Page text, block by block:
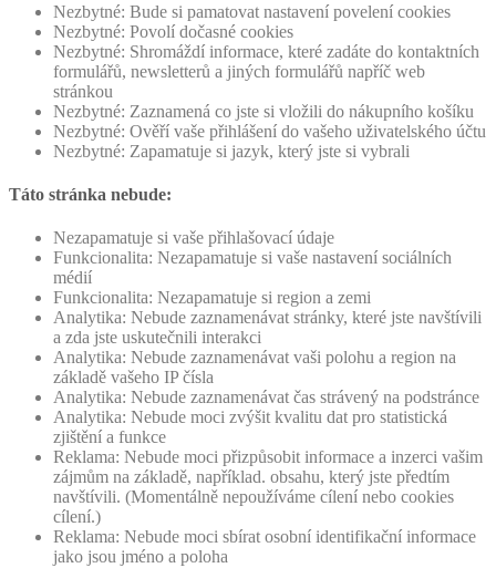
Nezbytné: Bude si pamatovat nastavení povelení cookies
Nezbytné: Povolí dočasné cookies
Nezbytné: Shromáždí informace, které zadáte do kontaktních
formulářů, newsletterů a jiných formulářů napříč web
stránkou
Nezbytné: Zaznamená co jste si vložili do nákupního košíku
Nezbytné: Ověří vaše přihlášení do vašeho uživatelského účtu
Nezbytné: Zapamatuje si jazyk, který jste si vybrali
Táto stránka nebude:
Nezapamatuje si vaše přihlašovací údaje
Funkcionalita: Nezapamatuje si vaše nastavení sociálních
médií
Funkcionalita: Nezapamatuje si region a zemi
Analytika: Nebude zaznamenávat stránky, které jste navštívili
a zda jste uskutečnili interakci
Analytika: Nebude zaznamenávat vaši polohu a region na
základě vašeho IP čísla
Analytika: Nebude zaznamenávat čas strávený na podstránce
Analytika: Nebude moci zvýšit kvalitu dat pro statistická
zjištění a funkce
Reklama: Nebude moci přizpůsobit informace a inzerci vašim
zájmům na základě, například. obsahu, který jste předtím
navštívili. (Momentálně nepoužíváme cílení nebo cookies
cílení.)
Reklama: Nebude moci sbírat osobní identifikační informace
jako jsou jméno a poloha